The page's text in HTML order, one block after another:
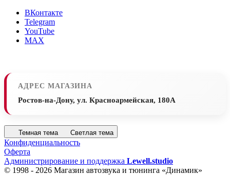
ВКонтакте
Telegram
YouTube
MAX
АДРЕС МАГАЗИНА
Ростов-на-Дону, ул. Красноармейская, 180А
Темная тема Светлая тема
Конфиденциальность
Оферта
Администрирование и поддержка Lewell.studio
© 1998 - 2026 Магазин автозвука и тюнинга «Динамик»